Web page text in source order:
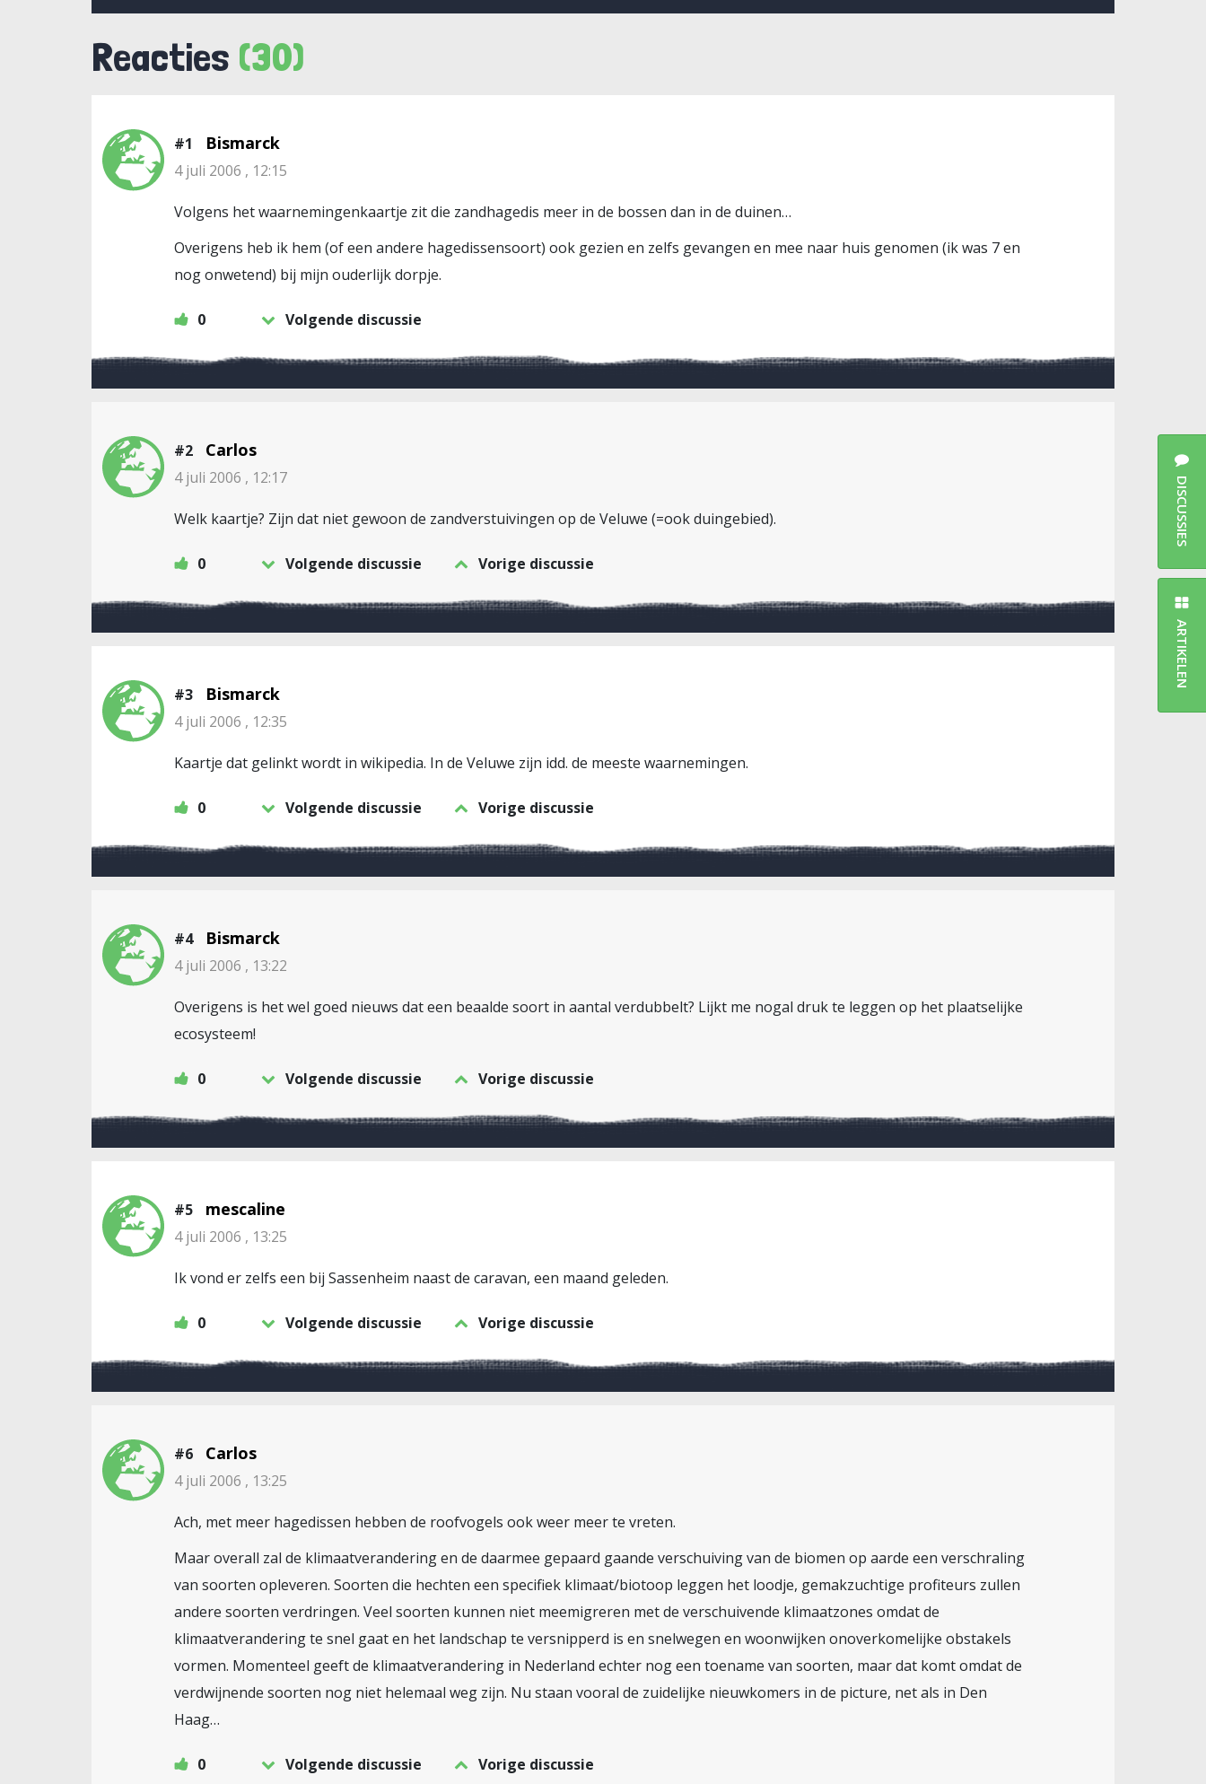
Reacties (30)
#1 Bismarck
4 juli 2006 , 12:15
Volgens het waarnemingenkaartje zit die zandhagedis meer in de bossen dan in de duinen…
Overigens heb ik hem (of een andere hagedissensoort) ook gezien en zelfs gevangen en mee naar huis genomen (ik was 7 en
nog onwetend) bij mijn ouderlijk dorpje.
0 Volgende discussie
#2 Carlos
4 juli 2006 , 12:17
Welk kaartje? Zijn dat niet gewoon de zandverstuivingen op de Veluwe (=ook duingebied).
0 Volgende discussie Vorige discussie
#3 Bismarck
4 juli 2006 , 12:35
Kaartje dat gelinkt wordt in wikipedia. In de Veluwe zijn idd. de meeste waarnemingen.
0 Volgende discussie Vorige discussie
#4 Bismarck
4 juli 2006 , 13:22
Overigens is het wel goed nieuws dat een beaalde soort in aantal verdubbelt? Lijkt me nogal druk te leggen op het plaatselijke
ecosysteem!
0 Volgende discussie Vorige discussie
#5 mescaline
4 juli 2006 , 13:25
Ik vond er zelfs een bij Sassenheim naast de caravan, een maand geleden.
0 Volgende discussie Vorige discussie
#6 Carlos
4 juli 2006 , 13:25
Ach, met meer hagedissen hebben de roofvogels ook weer meer te vreten.
Maar overall zal de klimaatverandering en de daarmee gepaard gaande verschuiving van de biomen op aarde een verschraling
van soorten opleveren. Soorten die hechten een specifiek klimaat/biotoop leggen het loodje, gemakzuchtige profiteurs zullen
andere soorten verdringen. Veel soorten kunnen niet meemigreren met de verschuivende klimaatzones omdat de
klimaatverandering te snel gaat en het landschap te versnipperd is en snelwegen en woonwijken onoverkomelijke obstakels
vormen. Momenteel geeft de klimaatverandering in Nederland echter nog een toename van soorten, maar dat komt omdat de
verdwijnende soorten nog niet helemaal weg zijn. Nu staan vooral de zuidelijke nieuwkomers in de picture, net als in Den
Haag…
0 Volgende discussie Vorige discussie
DISCUSSIES
ARTIKELEN